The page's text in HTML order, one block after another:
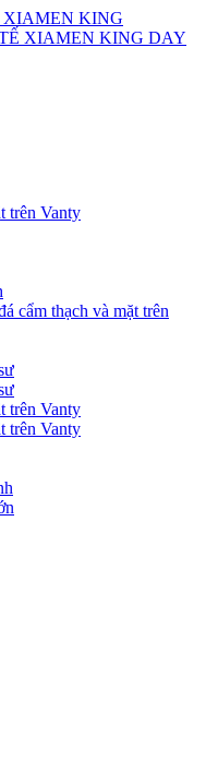
trên Vanty
cẩm thạch và mặt trên
trên Vanty
trên Vanty